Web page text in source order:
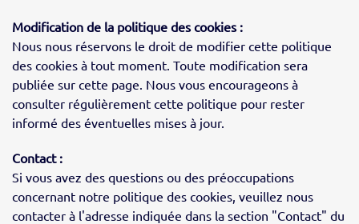
Modification de la politique des cookies :
Nous nous réservons le droit de modifier cette politique
des cookies à tout moment. Toute modification sera
publiée sur cette page. Nous vous encourageons à
consulter régulièrement cette politique pour rester
informé des éventuelles mises à jour.
Contact :
Si vous avez des questions ou des préoccupations
concernant notre politique des cookies, veuillez nous
contacter à l'adresse indiquée dans la section "Contact" du